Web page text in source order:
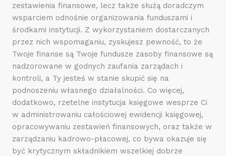
zestawienia finansowe, lecz także służą doradczym
wsparciem odnośnie organizowania funduszami i
środkami instytucji. Z wykorzystaniem dostarczanych
przez nich wspomaganiu, zyskujesz pewność, to że
Twoje finanse są Twoje fundusze zasoby finansowe są
nadzorowane w godnych zaufania zarządach i
kontroli, a Ty jesteś w stanie skupić się na
podnoszeniu własnego działalności. Co więcej,
dodatkowo, rzetelne instytucja księgowe wesprze Ci
w administrowaniu całościowej ewidencji księgowej,
opracowywaniu zestawień finansowych, oraz także w
zarządzaniu kadrowo-płacowej, co bywa okazuje się
być krytycznym składnikiem wszelkiej dobrze